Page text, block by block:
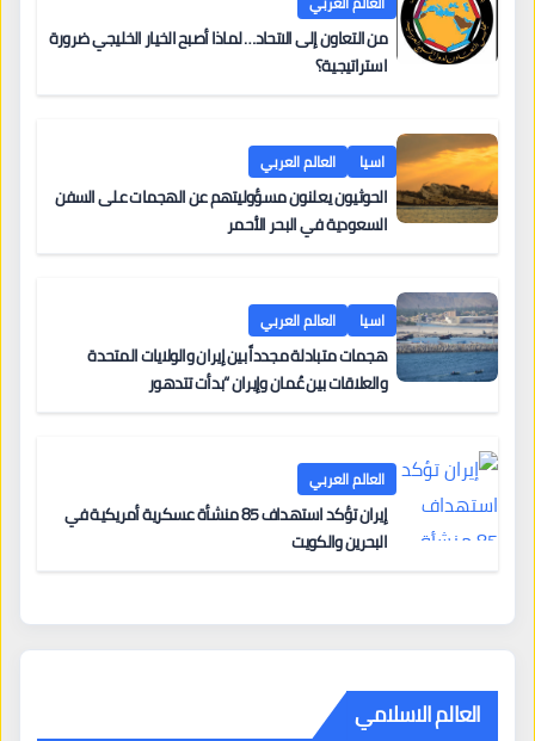
من التعاون إلى الاتحاد… لماذا أصبح الخيار الخليجي ضرورة
استراتيجية؟
اسيا العالم العربي
الحوثيون يعلنون مسؤوليتهم عن الهجمات على السفن
السعودية في البحر الأحمر
اسيا العالم العربي
هجمات متبادلة مجدداً بين إيران والولايات المتحدة
والعلاقات بين عُمان وإيران “بدأت تتدهور
العالم العربي
إيران تؤكد استهداف 85 منشأة عسكرية أمريكية في
البحرين والكويت
العالم الاسلامي